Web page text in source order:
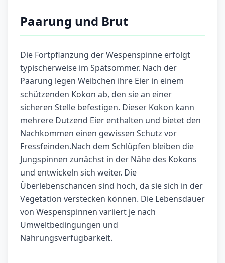
Paarung und Brut
Die Fortpflanzung der Wespenspinne erfolgt
typischerweise im Spätsommer. Nach der
Paarung legen Weibchen ihre Eier in einem
schützenden Kokon ab, den sie an einer
sicheren Stelle befestigen. Dieser Kokon kann
mehrere Dutzend Eier enthalten und bietet den
Nachkommen einen gewissen Schutz vor
Fressfeinden.Nach dem Schlüpfen bleiben die
Jungspinnen zunächst in der Nähe des Kokons
und entwickeln sich weiter. Die
Überlebenschancen sind hoch, da sie sich in der
Vegetation verstecken können. Die Lebensdauer
von Wespenspinnen variiert je nach
Umweltbedingungen und
Nahrungsverfügbarkeit.